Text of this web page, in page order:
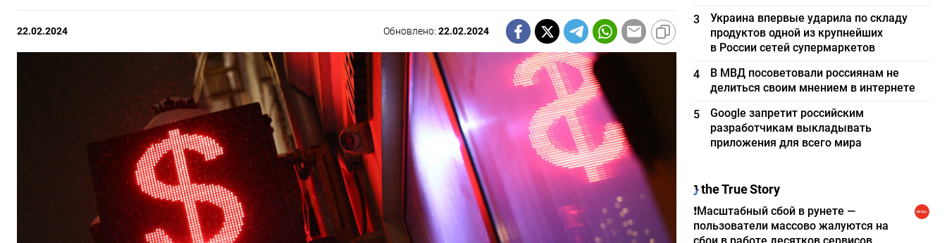
22.02.2024 Обновлено:22.02.2024
3
Украина впервые ударила по складу
продуктов одной из крупнейших
в России сетей супермаркетов
4
В МВД посоветовали россиянам не
делиться своим мнением в интернете
5
Google запретит российским
разработчикам выкладывать
приложения для всего мира